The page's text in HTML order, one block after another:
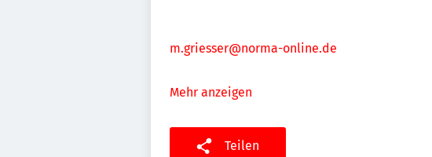
m.griesser@norma-online.de
Mehr anzeigen
Teilen